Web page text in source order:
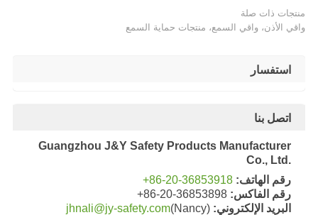
منتجات ذات صلة
واقي الأذن، واقي السمع، منتجات حماية السمع
استفسار
اتصل بنا
Guangzhou J&Y Safety Products Manufacturer
Co., Ltd.
رقم الهاتف: +86-20-36853918
رقم الفاكس: +86-20-36853898
البريد الإلكتروني:
jhnali@jy-safety.com(Nancy)